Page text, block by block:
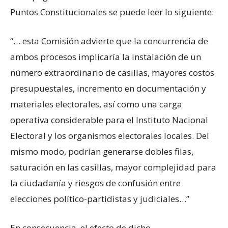
Puntos Constitucionales se puede leer lo siguiente:
“… esta Comisión advierte que la concurrencia de
ambos procesos implicaría la instalación de un
número extraordinario de casillas, mayores costos
presupuestales, incremento en documentación y
materiales electorales, así como una carga
operativa considerable para el Instituto Nacional
Electoral y los organismos electorales locales. Del
mismo modo, podrían generarse dobles filas,
saturación en las casillas, mayor complejidad para
la ciudadanía y riesgos de confusión entre
elecciones político-partidistas y judiciales…”